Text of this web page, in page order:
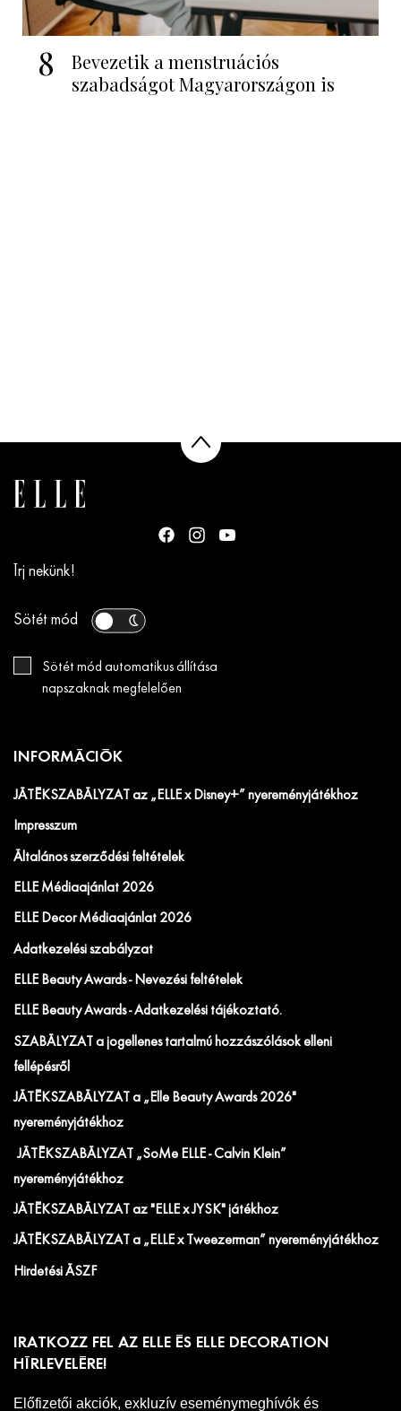
8
Bevezetik a menstruációs
szabadságot Magyarországon is
Írj nekünk!
Sötét mód
Sötét mód automatikus állítása
napszaknak megfelelően
INFORMÁCIÓK
JÁTÉKSZABÁLYZAT az „ELLE x Disney+” nyereményjátékhoz
Impresszum
Általános szerződési feltételek
ELLE Médiaajánlat 2026
ELLE Decor Médiaajánlat 2026
Adatkezelési szabályzat
ELLE Beauty Awards - Nevezési feltételek
ELLE Beauty Awards - Adatkezelési tájékoztató.
SZABÁLYZAT a jogellenes tartalmú hozzászólások elleni
fellépésről
JÁTÉKSZABÁLYZAT a „Elle Beauty Awards 2026"
nyereményjátékhoz
JÁTÉKSZABÁLYZAT „SoMe ELLE - Calvin Klein”
nyereményjátékhoz
JÁTÉKSZABÁLYZAT az "ELLE x JYSK" játékhoz
JÁTÉKSZABÁLYZAT a „ELLE x Tweezerman” nyereményjátékhoz
Hirdetési ÁSZF
IRATKOZZ FEL AZ ELLE ÉS ELLE DECORATION
HÍRLEVELÉRE!
Előfizetői akciók, exkluzív eseménymeghívók és